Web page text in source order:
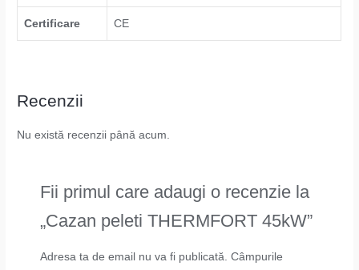
Certificare CE
Recenzii
Nu există recenzii până acum.
Fii primul care adaugi o recenzie la
„Cazan peleti THERMFORT 45kW”
Adresa ta de email nu va fi publicată. Câmpurile